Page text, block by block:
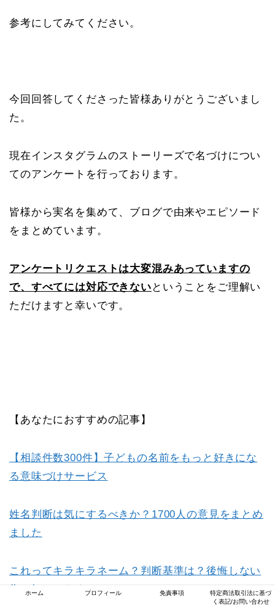
参考にしてみてください。
今回回答してくださった皆様ありがとうございまし
た。
現在インスタグラムのストーリーズで名づけについ
てのアンケートを行っております。
皆様から実名を集めて、ブログで由来やエピソード
をまとめています。
アンケートリクエストは大変混みあっていますの
で、すべてには対応できない ということをご理解い
ただけますと幸いです。
【あなたにおすすめの記事】
【相談件数300件】子どもの名前をもっと好きにな
る意味づけサービス
姓名判断は気にするべきか？1700人の意見をまとめ
ました
これってキラキラネーム？判断基準は？後悔しない
為に知っておくこと
ホーム プロフィール 免責事項
特定商法取引法に基づ
く表記/お問い合わせ